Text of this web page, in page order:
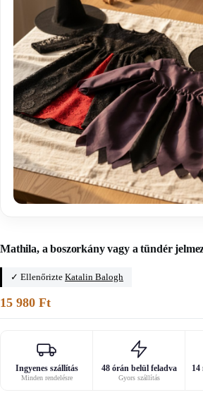
Mathila, a boszorkány vagy a tündér
✓ Ellenőrizte Katalin Balogh
15 980 Ft
Ingyenes szállítás
Minden rendelésre
48 órán belül feladva
Gyors szállítás
14